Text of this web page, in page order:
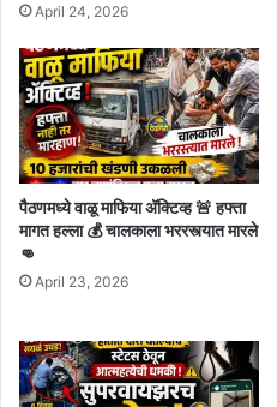
April 24, 2026
पैठणमध्ये वाळू माफिया अ‍ॅक्टिव्ह 🚨 हफ्ता
मागत हल्ला 💰 चालकाला भररस्त्यात मारले
👊
April 23, 2026